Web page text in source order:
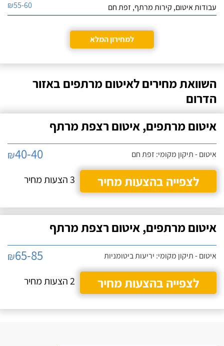
עצמה.
ארגמן איטום בע"מ
לפרטי העסק
ואסי קבלן המשנה שלנו
עבורנו עבודות איטום גגות,
מילה!
עבודות איטום, קירות מרתף, זפת חם ₪55-60
למחירון המלא
השוואת מחירים לאיטום מרתפים באזור
הדרום
איטום מרתפים, איטום רצפת מרתף
איטום - תיקון מקומי: זפת חם ₪40-40
לצפייה בהצעות מחיר
3 הצעות מחיר
איטום מרתפים, איטום רצפת מרתף
איטום - תיקון מקומי: יריעות ביטומניות ₪65-85
לצפייה בהצעות מחיר
2 הצעות מחיר